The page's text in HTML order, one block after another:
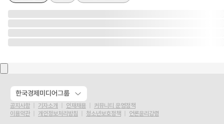
한국경제미디어그룹
공지사항 기자소개 인재채용
커뮤니티 운영정책
이용약관
개인정보처리방침 청소년보호정책
언론윤리강령